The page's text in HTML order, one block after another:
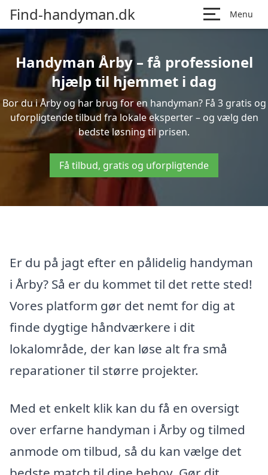
Find-handyman.dk Menu
Handyman Årby – få professionel
hjælp til hjemmet i dag
Bor du i Årby og har brug for en handyman? Få 3 gratis og
uforpligtende tilbud fra lokale eksperter – og vælg den
bedste løsning til prisen.
Få tilbud, gratis og uforpligtende
Er du på jagt efter en pålidelig handyman
i Årby? Så er du kommet til det rette sted!
Vores platform gør det nemt for dig at
finde dygtige håndværkere i dit
lokalområde, der kan løse alt fra små
reparationer til større projekter.
Med et enkelt klik kan du få en oversigt
over erfarne handyman i Årby og tilmed
anmode om tilbud, så du kan vælge det